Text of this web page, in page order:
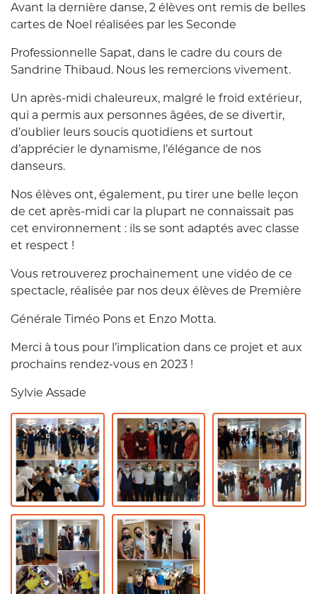
Avant la dernière danse, 2 élèves ont remis de belles
cartes de Noel réalisées par les Seconde
Professionnelle Sapat, dans le cadre du cours de
Sandrine Thibaud. Nous les remercions vivement.
Un après-midi chaleureux, malgré le froid extérieur,
qui a permis aux personnes âgées, de se divertir,
d’oublier leurs soucis quotidiens et surtout
d’apprécier le dynamisme, l’élégance de nos
danseurs.
Nos élèves ont, également, pu tirer une belle leçon
de cet après-midi car la plupart ne connaissait pas
cet environnement : ils se sont adaptés avec classe
et respect !
Vous retrouverez prochainement une vidéo de ce
spectacle, réalisée par nos deux élèves de Première
Générale Timéo Pons et Enzo Motta.
Merci à tous pour l’implication dans ce projet et aux
prochains rendez-vous en 2023 !
Sylvie Assade